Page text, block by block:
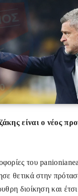
είναι ο νέος
του
θετικά στην
διοίκηση και έτσι